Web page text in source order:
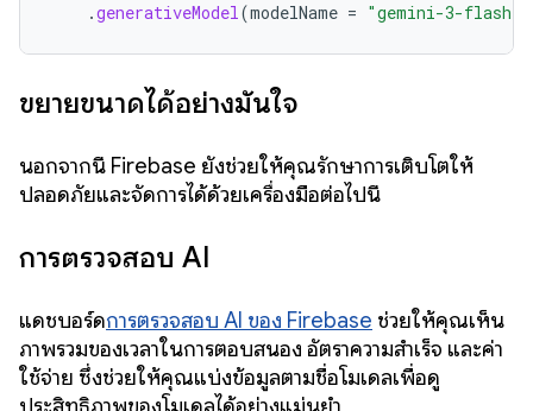
.generativeModel(modelName = "gemini-3-flash-
ขยายขนาดได้อย่างมั่นใจ
นอกจากนี้ Firebase ยังช่วยให้คุณรักษาการเติบโตให้
ปลอดภัยและจัดการได้ด้วยเครื่องมือต่อไปนี้
การตรวจสอบ AI
แดชบอร์ดการตรวจสอบ AI ของ Firebase ช่วยให้คุณเห็น
ภาพรวมของเวลาในการตอบสนอง อัตราความสำเร็จ และค่า
ใช้จ่าย ซึ่งช่วยให้คุณแบ่งข้อมูลตามชื่อโมเดลเพื่อดู